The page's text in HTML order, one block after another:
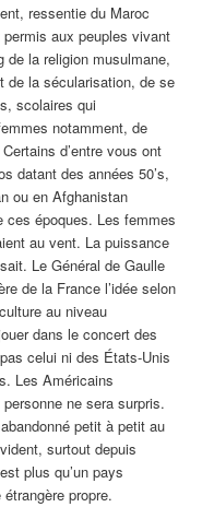
ressentie du Maroc
aux peuples vivant
de la religion musulmane,
de la sécularisation, de se
scolaires qui
notamment, de
d’entre vous ont
datant des années 50’s,
ou en Afghanistan
ces époques. Les femmes
au vent. La puissance
Le Général de Gaulle
de la France l’idée selon
au niveau
dans le concert des
celui ni des États-Unis
Les Américains
ne sera surpris.
petit à petit au
surtout depuis
plus qu’un pays
propre.